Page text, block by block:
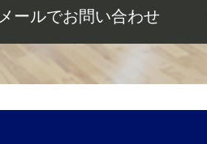
メールでお問い合わせ